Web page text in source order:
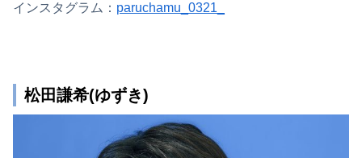
インスタグラム： paruchamu_0321_
松田謙希(ゆずき)